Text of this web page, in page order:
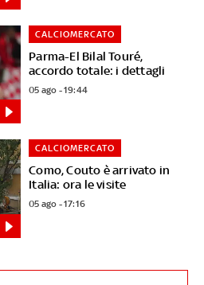
Parma-El Bilal Touré,
accordo totale: i dettagli
CALCIOMERCATO
05 ago - 19:44
Como, Couto è arrivato in
Italia: ora le visite
CALCIOMERCATO
05 ago - 17:16